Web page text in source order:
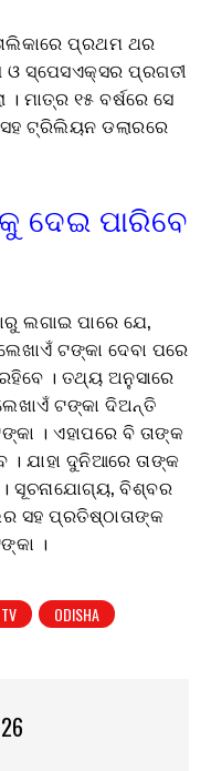
ପ୍ରଥମ ଥର
ଓ ସ୍ପେସଏକ୍ସର ପ୍ରଗତୀ
ମାତ୍ର ୧୫ ବର୍ଷରେ ସେ
ଟ୍ରିଲିୟନ ଡଲାରରେ
ଦେଇ ପାରିବେ
ଲଗାଇ ପାରେ ଯେ,
ଟଙ୍କା ଦେବା ପରେ
। ତଥ୍ୟ ଅନୁସାରେ
ଟଙ୍କା ଦିଅନ୍ତି
। ଏହାପରେ ବି ତାଙ୍କ
ଯାହା ଦୁନିଆରେ ତାଙ୍କ
ବିଶ୍ବର
ସହ ପ୍ରତିଷ୍ଠାତାଙ୍କ
।
ODISHA